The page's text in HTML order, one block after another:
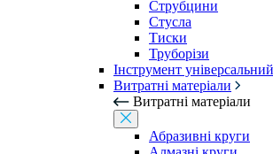
Струбцини
Стусла
Тиски
Труборізи
Інструмент
Витратні матеріали
Витратні матеріали
Абразивні круги